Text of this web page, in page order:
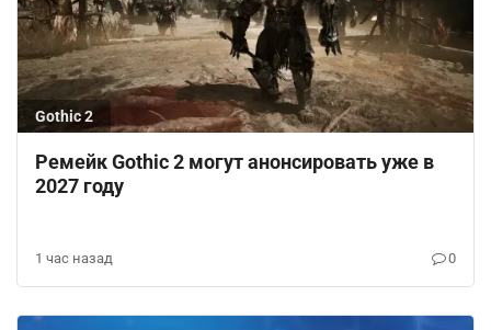
Gothic 2
Ремейк Gothic 2 могут анонсировать уже в
2027 году
1 час назад 0